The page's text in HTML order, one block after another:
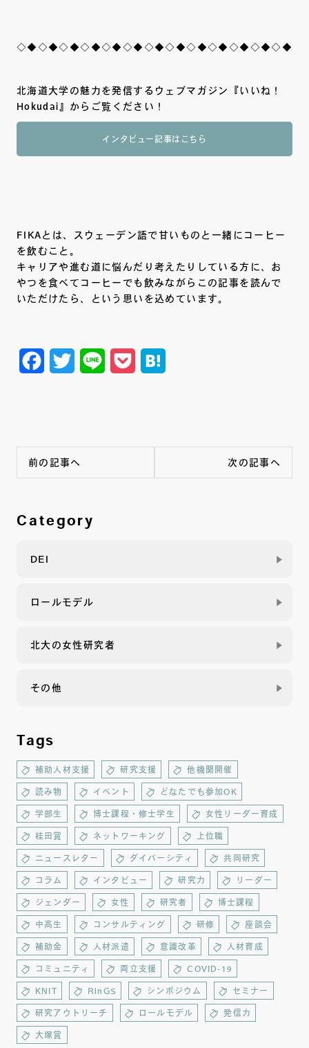
北海道大学の魅力を発信するウェブマガジン『いいね！
Hokudai』からご覧ください！
インタビュー記事はこちら
FIKAとは、スウェーデン語で甘いものと一緒にコーヒー
を飲むこと。
キャリアや進む道に悩んだり考えたりしている方に、お
やつを食べてコーヒーでも飲みながらこの記事を読んで
いただけたら、という思いを込めています。
b
o
t
e
n
前の記事へ 次の記事へ
Category
DEI
ロールモデル
北大の女性研究者
その他
Tags
補助人材支援 研究支援 他機関開催
読み物 イベント どなたでも参加OK
学部生 博士課程・修士学生 女性リーダー育成
桂田賞 ネットワーキング 上位職
ニュースレター ダイバーシティ 共同研究
コラム インタビュー 研究力 リーダー
ジェンダー 女性 研究者 博士課程
中高生 コンサルティング 研修 座談会
補助金 人材派遣 意識改革 人材育成
コミュニティ 両立支援 COVID-19
KNIT RinGS シンポジウム セミナー
研究アウトリーチ ロールモデル 発信力
大塚賞